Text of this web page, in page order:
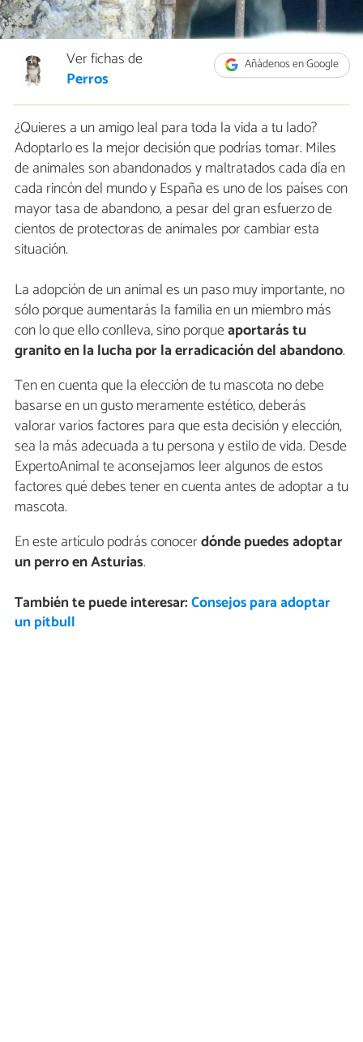
Añádenos en Google
Ver fichas de
Perros
¿Quieres a un amigo leal para toda la vida a tu lado?
Adoptarlo es la mejor decisión que podrías tomar. Miles
de animales son abandonados y maltratados cada día en
cada rincón del mundo y España es uno de los países con
mayor tasa de abandono, a pesar del gran esfuerzo de
cientos de protectoras de animales por cambiar esta
situación.
La adopción de un animal es un paso muy importante, no
sólo porque aumentarás la familia en un miembro más
con lo que ello conlleva, sino porqueaportarás tu
granito en la lucha por la erradicación del abandono.
Ten en cuenta que la elección de tu mascota no debe
basarse en un gusto meramente estético, deberás
valorar varios factores para que esta decisión y elección,
sea la más adecuada a tu persona y estilo de vida. Desde
ExpertoAnimal te aconsejamos leer algunos de estos
factores qué debes tener en cuenta antes de adoptar a tu
mascota.
En este artículo podrás conocerdónde puedes adoptar
un perro en Asturias.
También te puede interesar:Consejos para adoptar
un pitbull